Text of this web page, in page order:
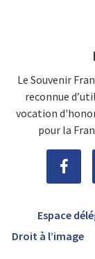
Le Souvenir
reconnue
vocation
pour la
Espace
Droit à l’image